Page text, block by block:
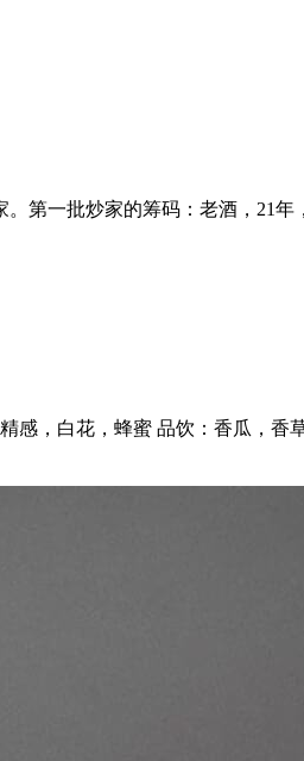
第一批炒家的筹码：老酒，21
感，白花，蜂蜜 品饮：香瓜，